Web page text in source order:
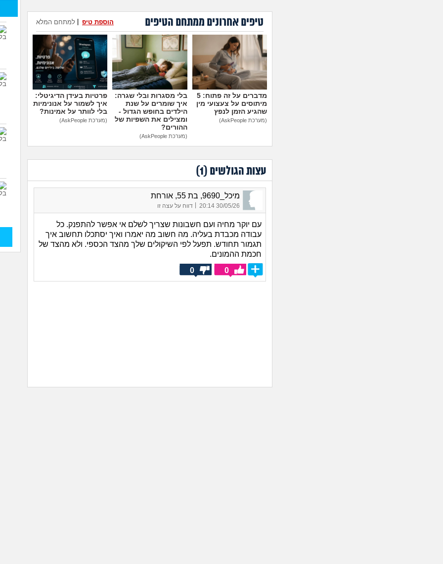
טיפים אחרונים ממתחם הטיפים למתחם המלא הוספת טיפ
מדברים על זה פתוח: 5
מיתוסים על צעצועי מין
שהגיע הזמן לנפץ
(מערכת AskPeople)
בלי מסגרות ובלי שגרה:
איך שומרים על שנת
הילדים בחופש הגדול -
ומצילים את השפיות של
ההורים?
(מערכת AskPeople)
פרטיות בעידן הדיגיטלי:
איך לשמור על אנונימיות
בלי לוותר על אמינות?
(מערכת AskPeople)
עצות הגולשים (1
)
מיכל_9690, בת 55, אורחת
30/05/26 20:14 דווח על עצה זו
עם יוקר מחיה ועם חשבונות שצריך לשלם אי אפשר להתפנק. כל
עבודה מכבדת בעליה. מה חשוב מה יאמרו ואיך יסתכלו תחשוב איך
תגמור תחודש. תפעל לפי השיקולים שלך מהצד הכספי. ולא מהצד של
חכמת ההמונים.
0
0